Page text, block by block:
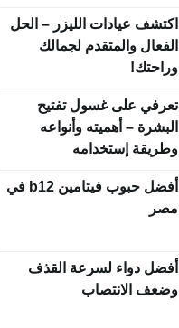
اكتشف عيادات الليزر – الحل
الفعال والمتقدم لجمالك
وراحتك!
تعرفي على غسول تفتيح
البشرة – أهميته وأنواعه
وطريقة إستخدامه
أفضل حبوب فيتامين b12 في
مصر
أفضل دواء لسرعة القذف
وضعف الانتصاب